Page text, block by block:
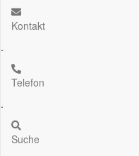
Kontakt
.
Telefon
.
Suche